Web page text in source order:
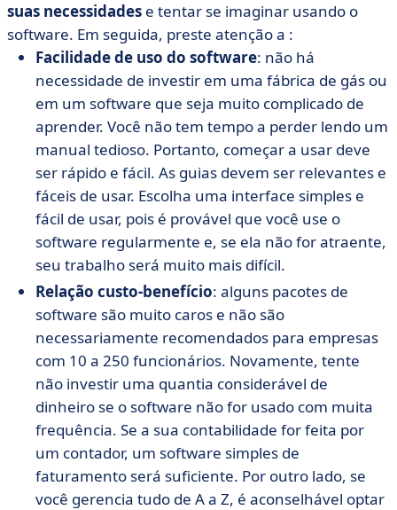
suas necessidades e tentar se imaginar usando o
software. Em seguida, preste atenção a :
Facilidade de uso do software: não há
necessidade de investir em uma fábrica de gás ou
em um software que seja muito complicado de
aprender. Você não tem tempo a perder lendo um
manual tedioso. Portanto, começar a usar deve
ser rápido e fácil. As guias devem ser relevantes e
fáceis de usar. Escolha uma interface simples e
fácil de usar, pois é provável que você use o
software regularmente e, se ela não for atraente,
seu trabalho será muito mais difícil.
Relação custo-benefício: alguns pacotes de
software são muito caros e não são
necessariamente recomendados para empresas
com 10 a 250 funcionários. Novamente, tente
não investir uma quantia considerável de
dinheiro se o software não for usado com muita
frequência. Se a sua contabilidade for feita por
um contador, um software simples de
faturamento será suficiente. Por outro lado, se
você gerencia tudo de A a Z, é aconselhável optar